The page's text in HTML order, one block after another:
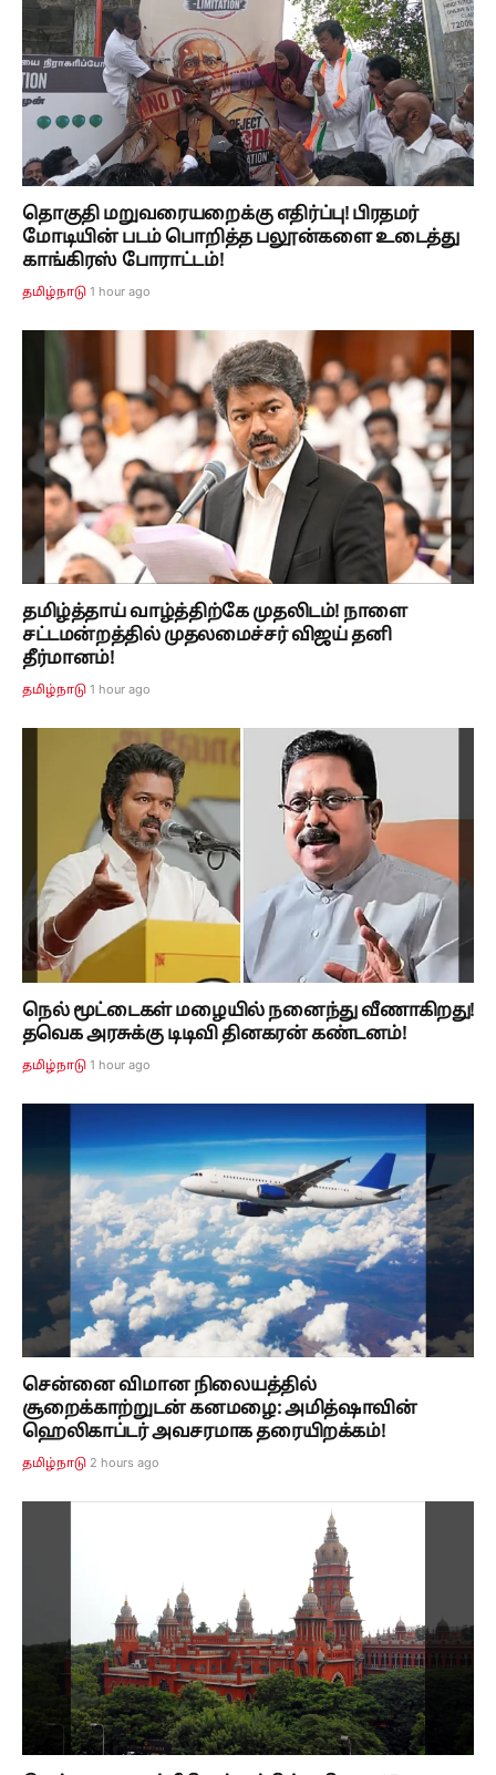
தொகுதி மறுவரையறைக்கு எதிர்ப்பு! பிரதமர்
மோடியின் படம் பொறித்த பலூன்களை உடைத்து
காங்கிரஸ் போராட்டம்!
தமிழ்நாடு 1 hour ago
தமிழ்த்தாய் வாழ்த்திற்கே முதலிடம்! நாளை
சட்டமன்றத்தில் முதலமைச்சர் விஜய் தனி
தீர்மானம்!
தமிழ்நாடு 1 hour ago
நெல் மூட்டைகள் மழையில் நனைந்து வீணாகிறது!
தவெக அரசுக்கு டிடிவி தினகரன் கண்டனம்!
தமிழ்நாடு 1 hour ago
சென்னை விமான நிலையத்தில்
சூறைக்காற்றுடன் கனமழை: அமித்ஷாவின்
ஹெலிகாப்டர் அவசரமாக தரையிறக்கம்!
தமிழ்நாடு 2 hours ago